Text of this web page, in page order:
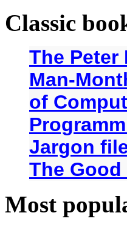
Classic
The Peter
Man-
of
Jargon
The
Most